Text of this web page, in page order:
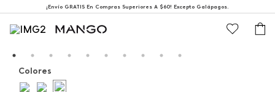
¡Envío GRATIS En Compras Superiores A $60! Excepto Galápagos.
Colores